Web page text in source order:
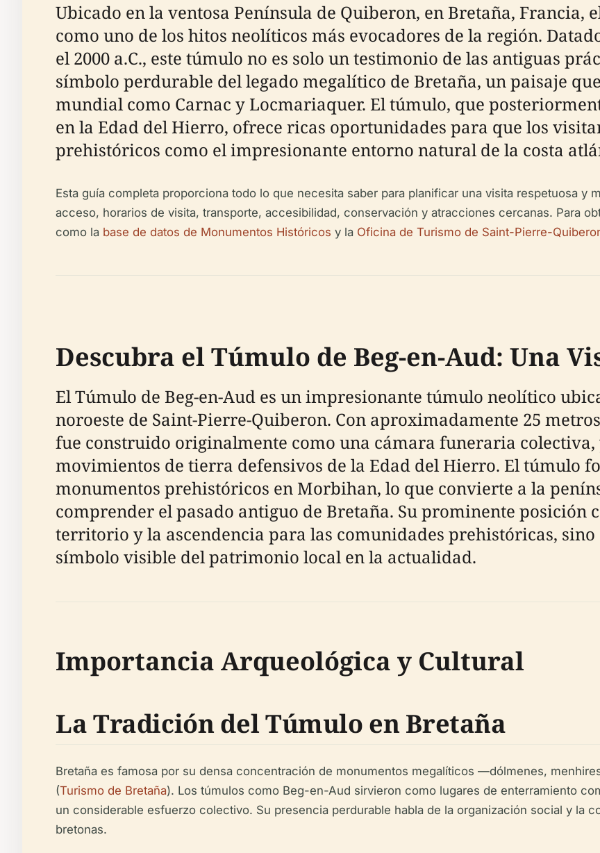
Ubicado en la ventosa Península de Quiberon, en Bretaña, Francia,
como uno de los hitos neolíticos más evocadores de la región.
el 2000 a.C., este túmulo no es solo un testimonio de las antiguas
símbolo perdurable del legado megalítico de Bretaña, un paisaje
mundial como Carnac y Locmariaquer. El túmulo, que
en la Edad del Hierro, ofrece ricas oportunidades para que los
prehistóricos como el impresionante entorno natural de la costa
Esta guía completa proporciona todo lo que necesita saber para planificar una visita respetuosa y
acceso, horarios de visita, transporte, accesibilidad, conservación y atracciones cercanas. Para
como la base de datos de Monumentos Históricos y la Oficina de Turismo de Saint-Pierre-
Descubra el Túmulo de Beg-en-Aud: Una
El Túmulo de Beg-en-Aud es un impresionante túmulo neolítico
noroeste de Saint-Pierre-Quiberon. Con aproximadamente 25
fue construido originalmente como una cámara funeraria
movimientos de tierra defensivos de la Edad del Hierro. El túmulo
monumentos prehistóricos en Morbihan, lo que convierte a la
comprender el pasado antiguo de Bretaña. Su prominente posición
territorio y la ascendencia para las comunidades prehistóricas,
símbolo visible del patrimonio local en la actualidad.
Importancia Arqueológica y Cultural
La Tradición del Túmulo en Bretaña
Bretaña es famosa por su densa concentración de monumentos megalíticos —dólmenes,
(Turismo de Bretaña). Los túmulos como Beg-en-Aud sirvieron como lugares de enterramiento
un considerable esfuerzo colectivo. Su presencia perdurable habla de la organización social y la
bretonas.